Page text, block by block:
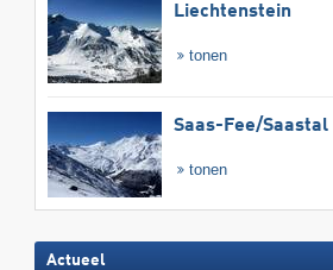
Liechtenstein
tonen
Saas-Fee/​Saastal
tonen
Actueel